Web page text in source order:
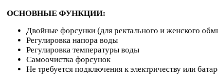
ОСНОВНЫЕ ФУНКЦИИ:
Двойные форсунки (для ректального и женского
Регулировка напора воды
Регулировка температуры воды
Самоочистка форсунок
Не требуется подключения к электричеству или